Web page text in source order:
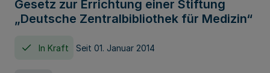
Gesetz zur Errichtung einer Stiftung
„Deutsche Zentralbibliothek für Medizin“
In Kraft Seit 01. Januar 2014